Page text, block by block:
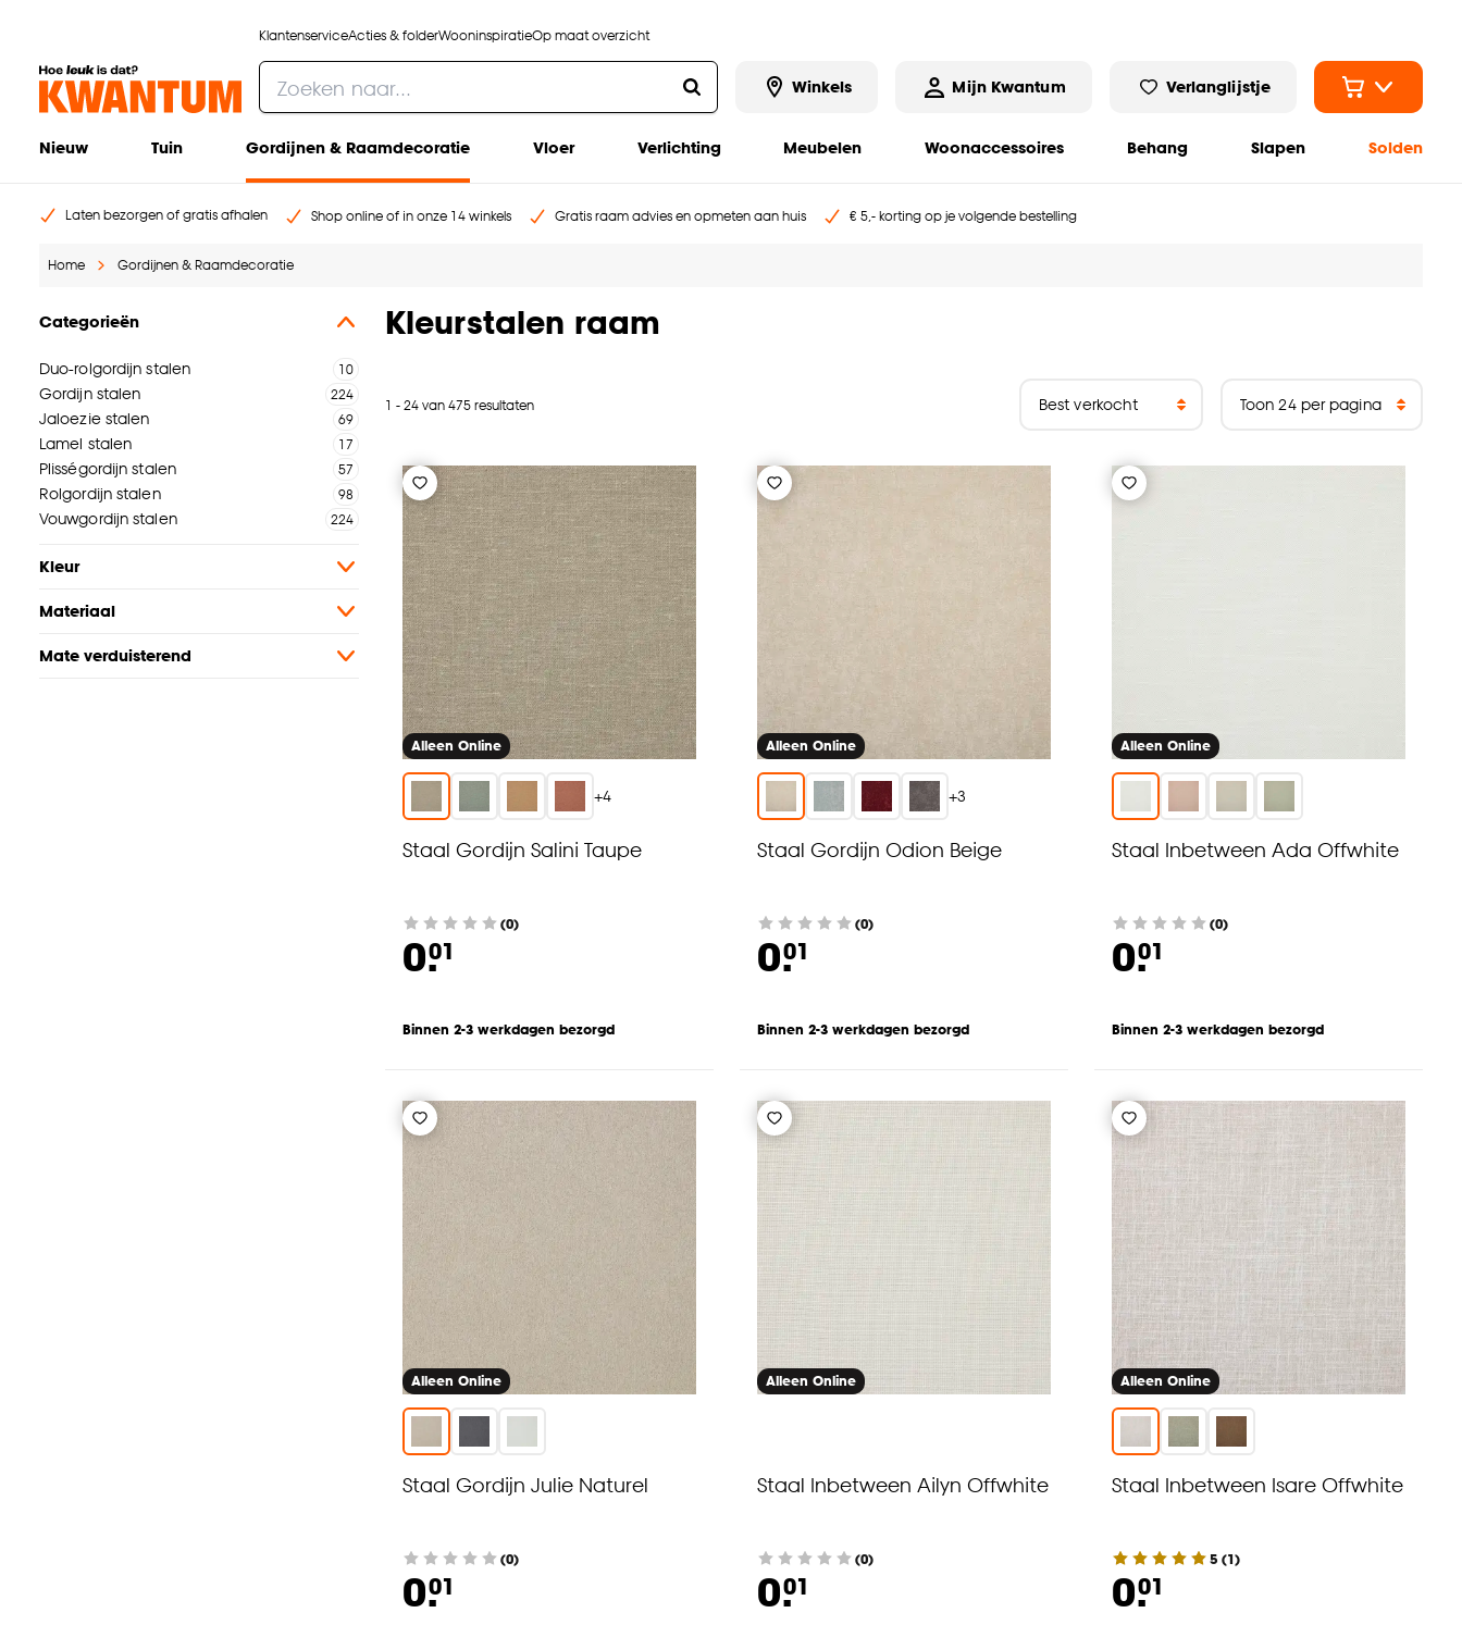
KlantenserviceActies & folderWooninspiratieOp maat overzicht
Winkels Mijn Kwantum Verlanglijstje
Nieuw Tuin Gordijnen & Raamdecoratie Vloer Verlichting Meubelen Woonaccessoires Behang Slapen Solden
Laten bezorgen of gratis afhalen Shop online of in onze 14 winkels Gratis raam advies en opmeten aan huis € 5,- korting op je volgende bestelling
Home Gordijnen & Raamdecoratie
Categorieën
Duo-rolgordijn stalen
Gordijn stalen
Jaloezie stalen
Lamel stalen
Plisségordijn stalen
Rolgordijn stalen
Vouwgordijn stalen
Kleur
Materiaal
Mate verduisterend
Kleurstalen raam
1 - 24 van 475 resultaten
Alleen Online
+4
Staal Gordijn Salini Taupe
(0)
0.01
Binnen 2-3 werkdagen bezorgd
Alleen Online
+3
Staal Gordijn Odion Beige
(0)
0.01
Binnen 2-3 werkdagen bezorgd
Alleen Online
Staal Inbetween Ada Offwhite
(0)
0.01
Binnen 2-3 werkdagen bezorgd
Alleen Online
Staal Gordijn Julie Naturel
(0)
0.01
Alleen Online
Staal Inbetween Ailyn Offwhite
(0)
0.01
Alleen Online
Staal Inbetween Isare Offwhite
5 (1)
0.01